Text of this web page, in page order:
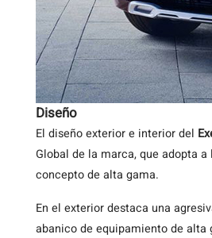
Diseño
El diseño exterior e interior del
Global de la marca, que adopta
concepto de alta gama.
En el exterior destaca una
abanico de equipamiento de alta